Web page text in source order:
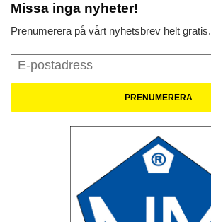
Missa inga nyheter!
Prenumerera på vårt nyhetsbrev helt gratis.